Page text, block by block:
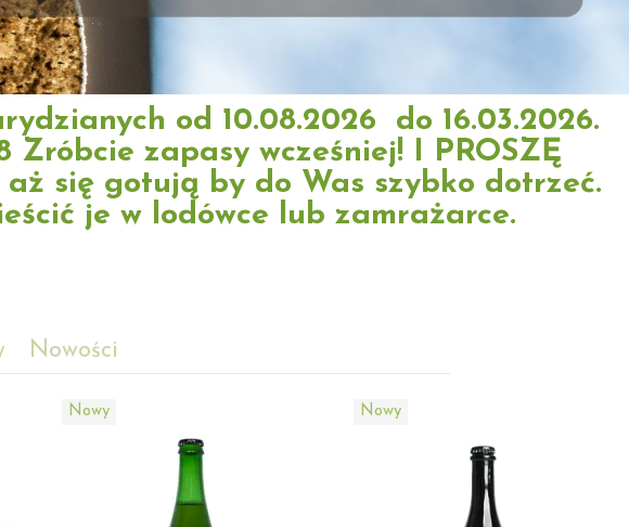
od 10.08.2026 do 16.03.2026.
zapasy wcześniej! I PROSZĘ
się gotują by do Was szybko dotrzeć.
je w lodówce lub zamrażarce.
Nowości
Nowy Nowy